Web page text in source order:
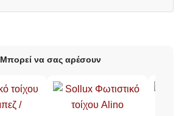
Μπορεί να σας αρέσουν